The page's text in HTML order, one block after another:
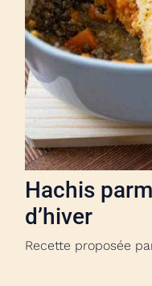
Hachis
d’hiver
Recette proposée